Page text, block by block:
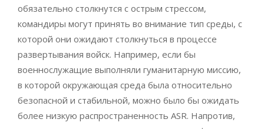
обязательно столкнутся с острым стрессом,
командиры могут принять во внимание тип среды, с
которой они ожидают столкнуться в процессе
развертывания войск. Например, если бы
военнослужащие выполняли гуманитарную миссию,
в которой окружающая среда была относительно
безопасной и стабильной, можно было бы ожидать
более низкую распространенность ASR. Напротив,